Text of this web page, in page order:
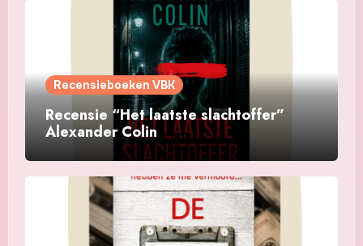
Recensieboeken VBK
Recensie “Het laatste slachtoffer”
Alexander Colin